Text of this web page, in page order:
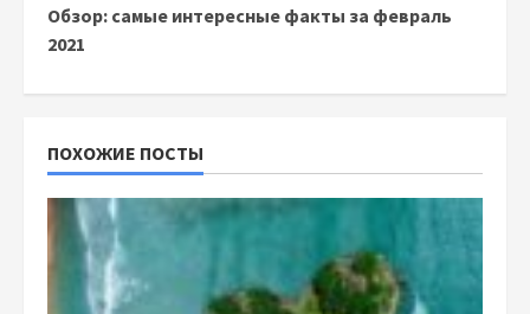
Обзор: самые интересные факты за февраль
2021
ПОХОЖИЕ ПОСТЫ